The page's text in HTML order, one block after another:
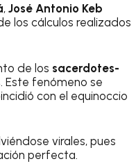
, José Antonio Keb
los cálculos realizados
de los sacerdotes-
. Este fenómeno se
con el equinoccio
virales, pues
perfecta.